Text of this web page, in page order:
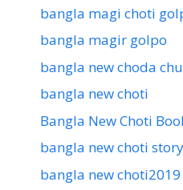
bangla magi choti
bangla magir golpo
bangla new choda
bangla new choti
Bangla New Choti
bangla new choti story
bangla new choti2019